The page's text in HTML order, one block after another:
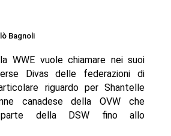
Bagnoli
WWE vuole chiamare nei suoi
Divas delle federazioni di
riguardo per Shantelle
canadese della OVW che
della DSW fino allo